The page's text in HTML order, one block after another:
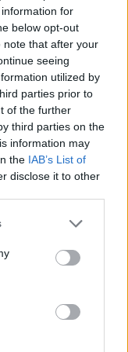
for
below opt-out
note that after your
seeing
utilized by
parties prior to
of the further
third parties on the
information may
the IAB’s List of
disclose it to other
al completo. El
llevarlo para
en buenas
todavía.
no lo uso